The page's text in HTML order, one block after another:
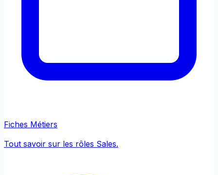
Fiches Métiers
Tout savoir sur les rôles Sales.